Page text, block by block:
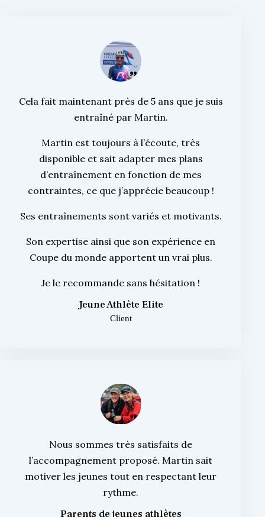
Cela fait maintenant près de 5 ans que je suis
entraîné par Martin.
Martin est toujours à l’écoute, très
disponible et sait adapter mes plans
d’entraînement en fonction de mes
contraintes, ce que j’apprécie beaucoup !
Ses entraînements sont variés et motivants.
Son expertise ainsi que son expérience en
Coupe du monde apportent un vrai plus.
Je le recommande sans hésitation !
Jeune Athlète Elite
Client
Nous sommes très satisfaits de
l’accompagnement proposé. Martin sait
motiver les jeunes tout en respectant leur
rythme.
Parents de jeunes athlètes